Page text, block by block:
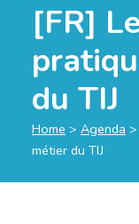
[FR]
du TIJ
Home > Agenda >
métier du TIJ